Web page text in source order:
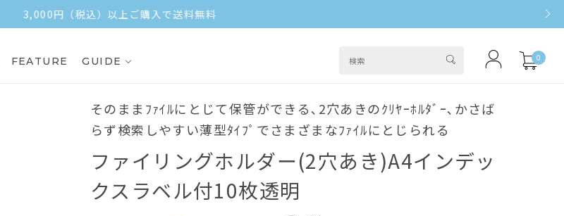
3,000円（税込）以上ご購入で送料無料
FEATURE GUIDE 0
そのままﾌｧｲﾙにとじて保管ができる､2穴あきのｸﾘﾔｰﾎﾙﾀﾞｰ､かさば
らず検索しやすい薄型ﾀｲﾌﾟでさまざまなﾌｧｲﾙにとじられる
ファイリングホルダー(2穴あき)A4インデッ
クスラベル付10枚透明